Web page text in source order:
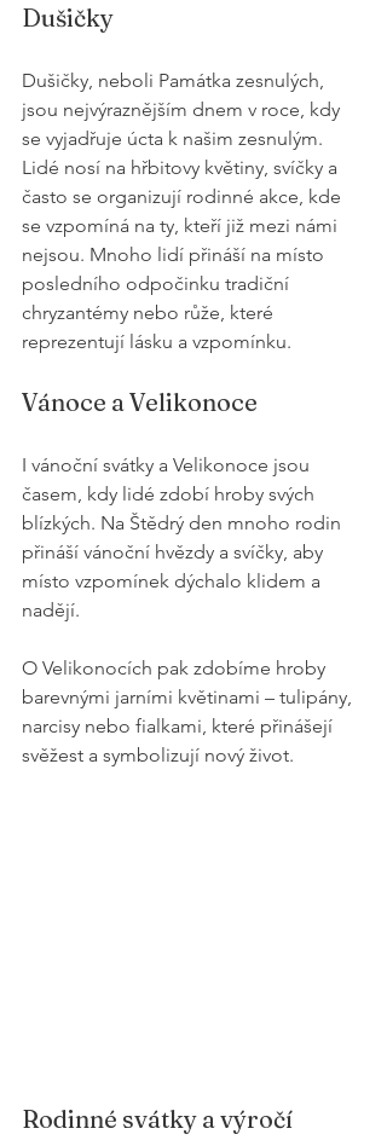
Dušičky
Dušičky, neboli Památka zesnulých,
jsou nejvýraznějším dnem v roce, kdy
se vyjadřuje úcta k našim zesnulým.
Lidé nosí na hřbitovy květiny, svíčky a
často se organizují rodinné akce, kde
se vzpomíná na ty, kteří již mezi námi
nejsou. Mnoho lidí přináší na místo
posledního odpočinku tradiční
chryzantémy nebo růže, které
reprezentují lásku a vzpomínku.
Vánoce a Velikonoce
I vánoční svátky a Velikonoce jsou
časem, kdy lidé zdobí hroby svých
blízkých. Na Štědrý den mnoho rodin
přináší vánoční hvězdy a svíčky, aby
místo vzpomínek dýchalo klidem a
nadějí.
O Velikonocích pak zdobíme hroby
barevnými jarními květinami – tulipány,
narcisy nebo fialkami, které přinášejí
svěžest a symbolizují nový život.
Rodinné svátky a výročí